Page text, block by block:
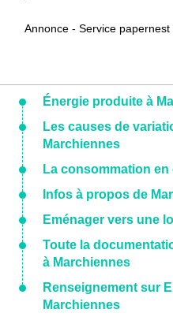
Annonce - Service
Énergie produite à
Les causes de
Marchiennes
La consommation
Infos à propos de
Eménager vers une
Toute la
à Marchiennes
Renseignement sur
Marchiennes